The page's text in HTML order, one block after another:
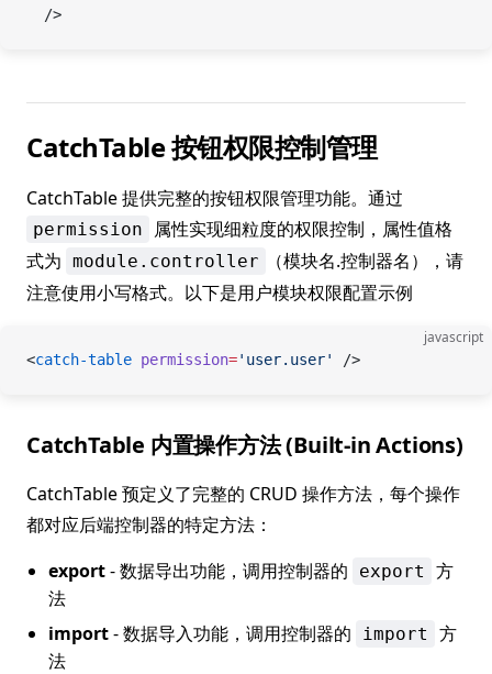
  />
CatchTable 按钮权限控制管理
CatchTable 提供完整的按钮权限管理功能。通过
permission
属性实现细粒度的权限控制，属性值格
式为 module.controller
（模块名.控制器名），请
注意使用小写格式。以下是用户模块权限配置示例
javascript
<catch-table permission='user.user' />
CatchTable 内置操作方法 (Built-in Actions)
CatchTable 预定义了完整的 CRUD 操作方法，每个操作
都对应后端控制器的特定方法：
export- 数据导出功能，调用控制器的 export
方
法
import- 数据导入功能，调用控制器的 import
方
法